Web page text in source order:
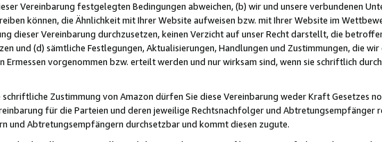
Vereinbarung festgelegten Bedingungen abweichen, (b) wir und unsere verbundenen
können, die Ähnlichkeit mit Ihrer Website aufweisen bzw. mit Ihrer Website im
dieser Vereinbarung durchzusetzen, keinen Verzicht auf unser Recht darstellt, die
und (d) sämtliche Festlegungen, Aktualisierungen, Handlungen und Zustimmungen, die
Ermessen vorgenommen bzw. erteilt werden und nur wirksam sind, wenn sie schriftlich
Zustimmung von Amazon dürfen Sie diese Vereinbarung weder Kraft Gesetzes
für die Parteien und deren jeweilige Rechtsnachfolger und Abtretungsempfänger
und Abtretungsempfängern durchsetzbar und kommt diesen zugute.